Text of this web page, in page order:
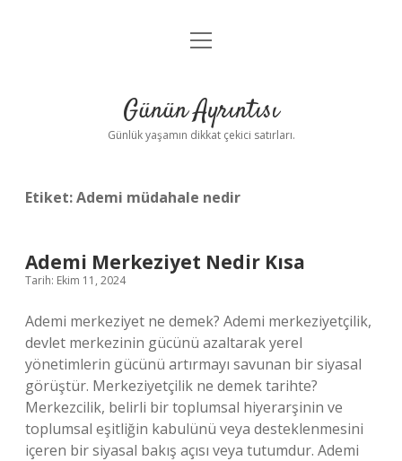
Anasayfa
Yasal Uyarı
menüyü
Günün Ayrıntısı
Günlük yaşamın dikkat çekici satırları.
Etiket:Ademi müdahale nedir
Ademi Merkeziyet Nedir Kısa
Tarih: Ekim 11, 2024
Ademi merkeziyet ne demek? Ademi merkeziyetçilik,
devlet merkezinin gücünü azaltarak yerel
yönetimlerin gücünü artırmayı savunan bir siyasal
görüştür. Merkeziyetçilik ne demek tarihte?
Merkezcilik, belirli bir toplumsal hiyerarşinin ve
toplumsal eşitliğin kabulünü veya desteklenmesini
içeren bir siyasal bakış açısı veya tutumdur. Ademi